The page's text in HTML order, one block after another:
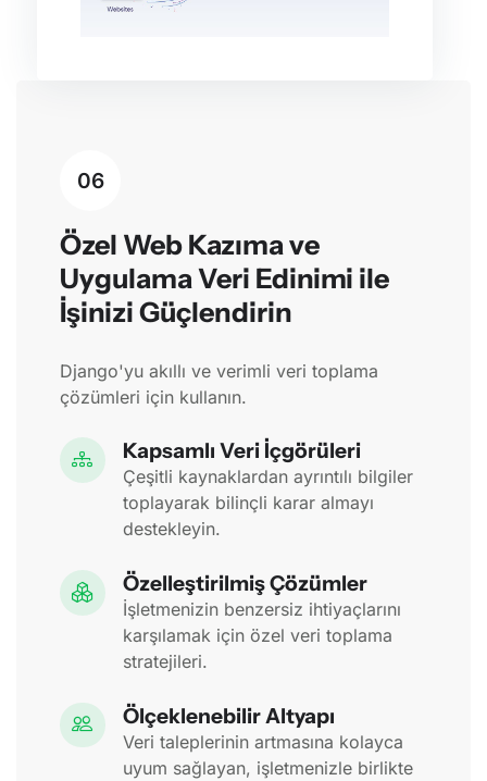
06
Özel Web Kazıma ve
Uygulama Veri Edinimi ile
İşinizi Güçlendirin
Django'yu akıllı ve verimli veri toplama
çözümleri için kullanın.
Kapsamlı Veri İçgörüleri
Çeşitli kaynaklardan ayrıntılı bilgiler
toplayarak bilinçli karar almayı
destekleyin.
Özelleştirilmiş Çözümler
İşletmenizin benzersiz ihtiyaçlarını
karşılamak için özel veri toplama
stratejileri.
Ölçeklenebilir Altyapı
Veri taleplerinin artmasına kolayca
uyum sağlayan, işletmenizle birlikte